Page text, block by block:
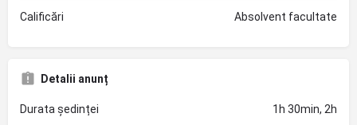
Calificări Absolvent facultate
Detalii anunț
Durata ședinței 1h 30min, 2h